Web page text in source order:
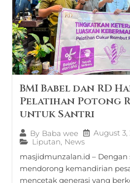
BMI Babel dan RD
Pelatihan Potong
untuk Santri
By Baba wee
August 3,
Liputan, News
masjidmunzalan.id –
mendorong kemandirian
mencetak generasi yang